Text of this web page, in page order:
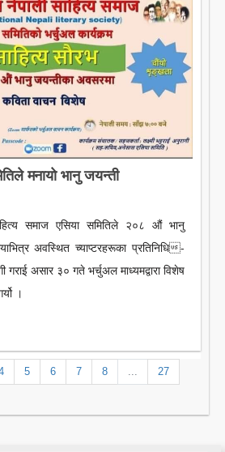
मनायो भानु जयन्ती
समाज एसिया समितिले २०८ औं भानु
अवस्थित च्याप्टरहरूका प्रतिनिधि-
गराई असार ३० गते भर्चुअल माध्यमद्वारा विशेष
।
5 6 7 8 ... 27